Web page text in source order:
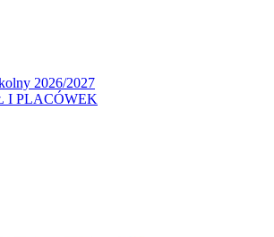
2026/2027
I PLACÓWEK